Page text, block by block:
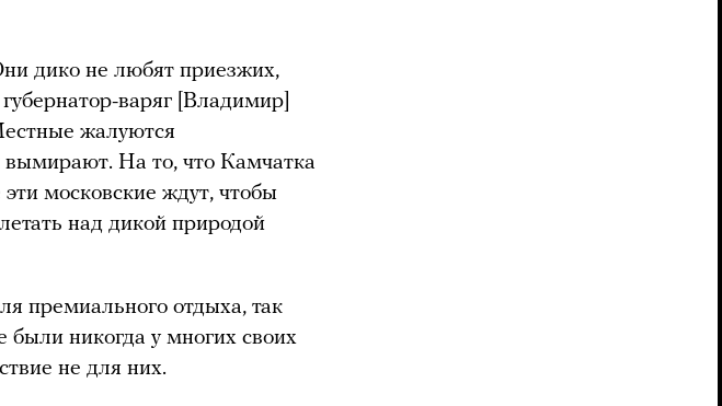
дико не любят приезжих,
варяг [Владимир]
жалуются
вымирают. На то, что Камчатка
московские ждут, чтобы
над дикой природой
премиального отдыха, так
были никогда у многих своих
не для них.